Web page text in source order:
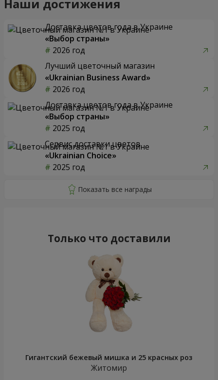
Наши достижения
Доставка цветов года в Украине
«Выбор страны»
2026 год
Лучший цветочный магазин
«Ukrainian Business Award»
2026 год
Доставка цветов года в Украине
«Выбор страны»
2025 год
Сервис доставки цветов
«Ukrainian Choice»
2025 год
Только что доставили
Гигантский бежевый мишка и 25 красных роз
Житомир